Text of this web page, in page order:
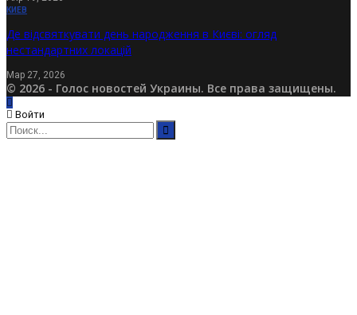
КИЕВ
Де відсвяткувати день народження в Києві: огляд
нестандартних локацій
Мар 27, 2026
© 2026 - Голос новостей Украины. Все права защищены.
Войти